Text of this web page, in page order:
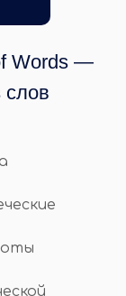
Words —
слов